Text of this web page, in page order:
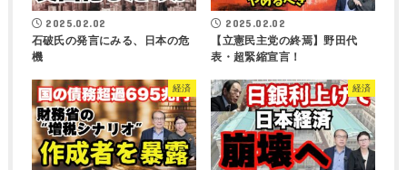
2025.02.02
石破氏の発言にみる、日本の危
機
2025.02.02
【立憲民主党の終焉】野田代
表・超緊縮宣言！
経済 経済